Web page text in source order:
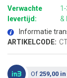
begin
van
de
afbeeldingen-
gallerij
Verwachte
levertijd:
&
Informatie
ARTIKELCODE:
Of 259,00